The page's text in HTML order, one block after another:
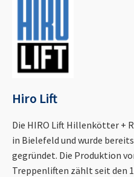
Hiro Lift
Die HIRO Lift Hillenkötter +
in Bielefeld und wurde
gegründet. Die Produktion
Treppenliften zählt seit den